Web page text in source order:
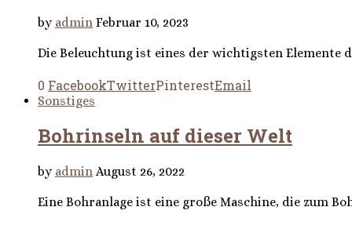
by admin Februar 10, 2023
Die Beleuchtung ist eines der wichtigsten Elemente
0 FacebookTwitterPinterestEmail
Sonstiges
Bohrinseln auf dieser Welt
by admin August 26, 2022
Eine Bohranlage ist eine große Maschine, die zum